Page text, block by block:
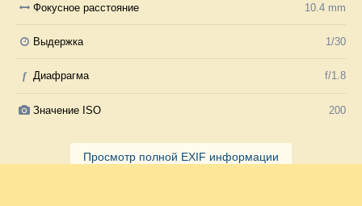
Фокусное расстояние 10.4 mm
Выдержка 1/30
f Диафрагма f/1.8
Значение ISO 200
Просмотр полной EXIF информации